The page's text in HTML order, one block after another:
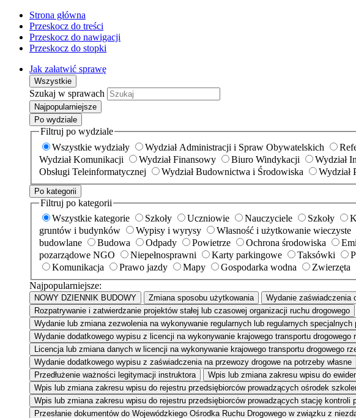
Strona główna
Przeskocz do treści
Przeskocz do nawigacji
Przeskocz do stopki
Jak załatwić sprawę
Wszystkie
Szukaj w sprawach
Najpopularniejsze
Po wydziale
Filtruj po wydziale
Wszystkie wydziały
Wydział Administracji i Spraw Obywatelskich
Wydział Komunikacji
Wydział Finansowy Biuro Windykacji Wydział
Obsługi Teleinformatycznej
Wydział Budownictwa i Środowiska Wydział
Po kategorii
Filtruj po kategorii
Wszystkie kategorie
Szkoły Uczniowie Nauczyciele Szkoły
gruntów i budynków
Wypisy i wyrysy Własność i użytkowanie wieczyste
budowlane
Budowa Odpady Powietrze Ochrona środowiska
pozarządowe NGO
Niepełnosprawni Karty parkingowe Taksówki
Komunikacja
Prawo jazdy Mapy Gospodarka wodna
Zwierzęta
Najpopularniejsze:
NOWY DZIENNIK BUDOWY Zmiana sposobu użytkowania Wydanie zaświadczenia
Rozpatrywanie i zatwierdzanie projektów stałej lub czasowej organizacji ruchu drogowego
Wydanie lub zmiana zezwolenia na wykonywanie regularnych lub regularnych
Wydanie dodatkowego wypisu z licencji na wykonywanie krajowego transportu drogowego
Licencja lub zmiana danych w licencji na wykonywanie krajowego transportu drogowego
Wydanie dodatkowego wypisu z zaświadczenia na przewozy drogowe na potrzeby własne
Przedłużenie ważności legitymacji instruktora
Wpis lub zmiana zakresu wpisu do
Wpis lub zmiana zakresu wpisu do rejestru przedsiębiorców prowadzących ośrodek
Wpis lub zmiana zakresu wpisu do rejestru przedsiębiorców prowadzących stację kontroli
Przesłanie dokumentów do Wojewódzkiego Ośrodka Ruchu Drogowego w związku z